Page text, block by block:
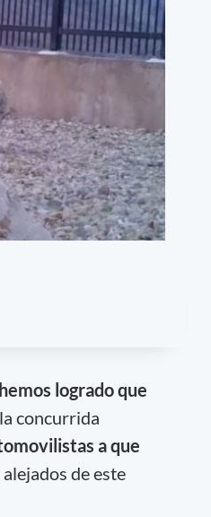
logrado que
la concurrida
a que
de este